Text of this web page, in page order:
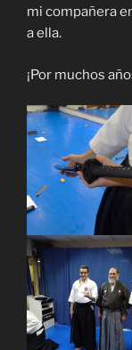
mi compañera
a ella.
¡Por muchos